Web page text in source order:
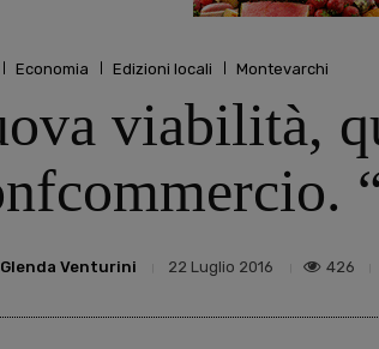
Economia Edizioni locali Montevarchi
viabilità,
Glenda Venturini 22 Luglio 2016 426